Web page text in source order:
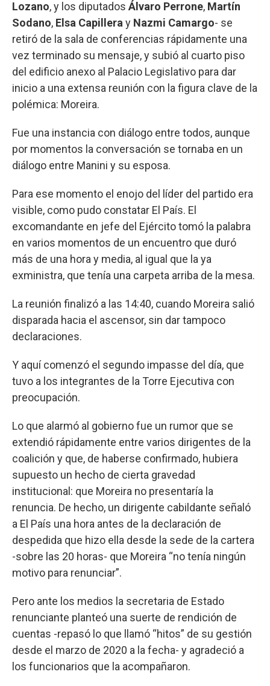
Lozano, y los diputados Álvaro Perrone, Martín
Sodano, Elsa Capilleray Nazmi Camargo- se
retiró de la sala de conferencias rápidamente una
vez terminado su mensaje, y subió al cuarto piso
del edificio anexo al Palacio Legislativo para dar
inicio a una extensa reunión con la figura clave de la
polémica: Moreira.
Fue una instancia con diálogo entre todos, aunque
por momentos la conversación se tornaba en un
diálogo entre Manini y su esposa.
Para ese momento el enojo del líder del partido era
visible, como pudo constatar El País. El
excomandante en jefe del Ejército tomó la palabra
en varios momentos de un encuentro que duró
más de una hora y media, al igual que la ya
exministra, que tenía una carpeta arriba de la mesa.
La reunión finalizó a las 14:40, cuando Moreira salió
disparada hacia el ascensor, sin dar tampoco
declaraciones.
Y aquí comenzó el segundo impasse del día, que
tuvo a los integrantes de la Torre Ejecutiva con
preocupación.
Lo que alarmó al gobierno fue un rumor que se
extendió rápidamente entre varios dirigentes de la
coalición y que, de haberse confirmado, hubiera
supuesto un hecho de cierta gravedad
institucional: que Moreira no presentaría la
renuncia. De hecho, un dirigente cabildante señaló
a El País una hora antes de la declaración de
despedida que hizo ella desde la sede de la cartera
-sobre las 20 horas- que Moreira “no tenía ningún
motivo para renunciar”.
Pero ante los medios la secretaria de Estado
renunciante planteó una suerte de rendición de
cuentas -repasó lo que llamó “hitos” de su gestión
desde el marzo de 2020 a la fecha- y agradeció a
los funcionarios que la acompañaron.